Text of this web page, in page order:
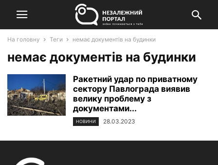
На головну Теги немає документів на будинки
немає документів на будинки
Ракетний удар по приватному
сектору Павлограда виявив
велику проблему з
документами...
НОВИНИ 28.03.2023